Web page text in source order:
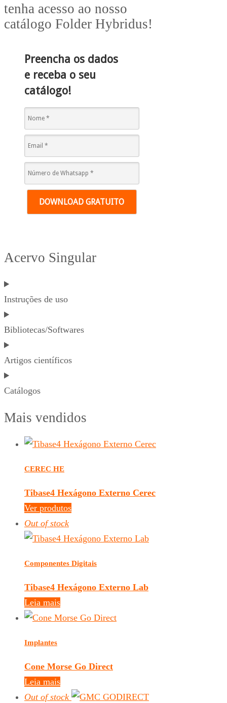
tenha acesso ao nosso
catálogo Folder Hybridus!
Preencha os dados
e receba o seu
catálogo!
DOWNLOAD GRATUITO
Acervo Singular
Instruções de uso
Bibliotecas/Softwares
Artigos científicos
Catálogos
Mais vendidos
CEREC HE
Tibase4 Hexágono Externo Cerec
Ver produtos
Out of stock
Componentes Digitais
Tibase4 Hexágono Externo Lab
Leia mais
Implantes
Cone Morse Go Direct
Leia mais
Out of stock